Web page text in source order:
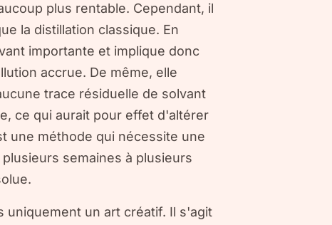
plus rentable. Cependant, il
la distillation classique. En
importante et implique donc
accrue. De même, elle
trace résiduelle de solvant
ce qui aurait pour effet d'altérer
une méthode qui nécessite une
semaines à plusieurs
uniquement un art créatif. Il s'agit